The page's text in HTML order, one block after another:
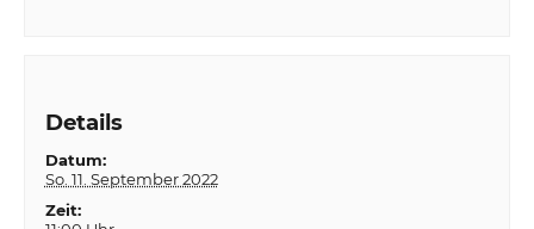
Details
Datum:
So. 11. September 2022
Zeit: